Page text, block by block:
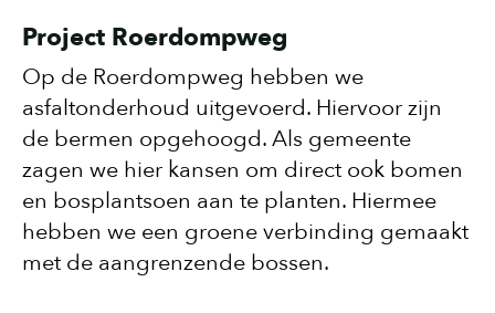
Project Roerdompweg
Op de Roerdompweg hebben we
asfaltonderhoud uitgevoerd. Hiervoor zijn
de bermen opgehoogd. Als gemeente
zagen we hier kansen om direct ook bomen
en bosplantsoen aan te planten. Hiermee
hebben we een groene verbinding gemaakt
met de aangrenzende bossen.